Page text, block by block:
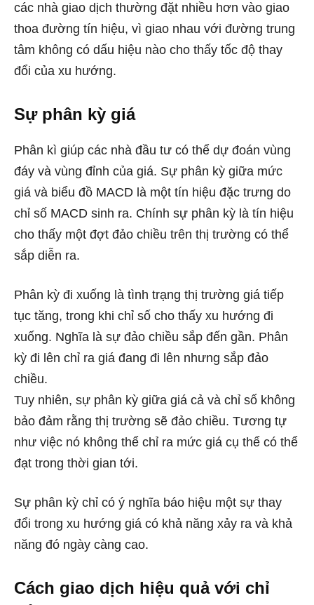
các nhà giao dịch thường đặt nhiều hơn vào giao
thoa đường tín hiệu, vì giao nhau với đường trung
tâm không có dấu hiệu nào cho thấy tốc độ thay
đổi của xu hướng.
Sự phân kỳ giá
Phân kì giúp các nhà đầu tư có thể dự đoán vùng
đáy và vùng đỉnh của giá. Sự phân kỳ giữa mức
giá và biểu đồ MACD là một tín hiệu đặc trưng do
chỉ số MACD sinh ra. Chính sự phân kỳ là tín hiệu
cho thấy một đợt đảo chiều trên thị trường có thể
sắp diễn ra.
Phân kỳ đi xuống là tình trạng thị trường giá tiếp
tục tăng, trong khi chỉ số cho thấy xu hướng đi
xuống. Nghĩa là sự đảo chiều sắp đến gần. Phân
kỳ đi lên chỉ ra giá đang đi lên nhưng sắp đảo
chiều.
Tuy nhiên, sự phân kỳ giữa giá cả và chỉ số không
bảo đảm rằng thị trường sẽ đảo chiều. Tương tự
như việc nó không thể chỉ ra mức giá cụ thể có thể
đạt trong thời gian tới.
Sự phân kỳ chỉ có ý nghĩa báo hiệu một sự thay
đổi trong xu hướng giá có khả năng xảy ra và khả
năng đó ngày càng cao.
Cách giao dịch hiệu quả với chỉ